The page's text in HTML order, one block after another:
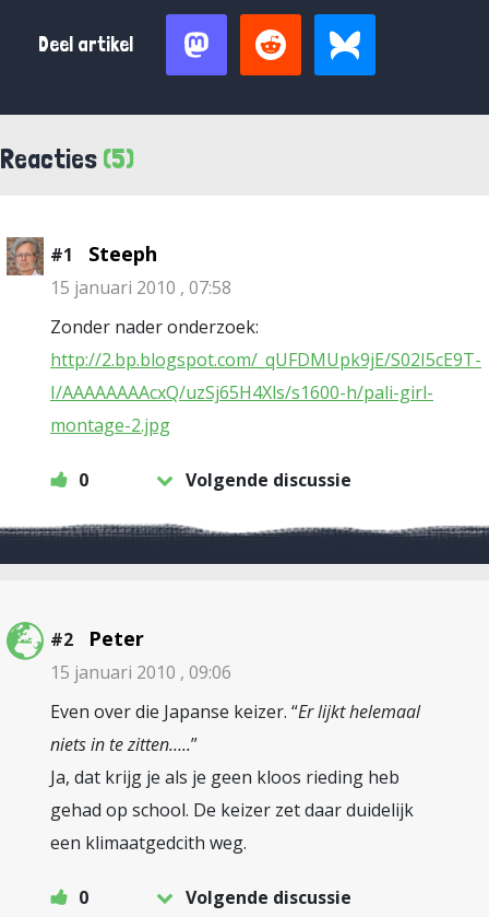
Deel artikel
Reacties (5)
#1 Steeph
15 januari 2010 , 07:58
Zonder nader onderzoek:
http://2.bp.blogspot.com/_qUFDMUpk9jE/S02I5cE9T-
I/AAAAAAAAcxQ/uzSj65H4Xls/s1600-h/pali-girl-
montage-2.jpg
0 Volgende discussie
#2 Peter
15 januari 2010 , 09:06
Even over die Japanse keizer. “Er lijkt helemaal
niets in te zitten…..”
Ja, dat krijg je als je geen kloos rieding heb
gehad op school. De keizer zet daar duidelijk
een klimaatgedcith weg.
0
Volgende discussie